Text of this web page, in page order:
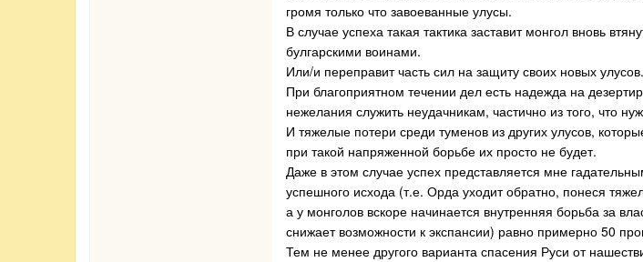
громя только что завоеванные улусы.
В случае успеха такая тактика заставит монгол вновь
булгарскими воинами.
Или/и переправит часть сил на защиту своих новых улусов.
При благоприятном течении дел есть надежда на
нежелания служить неудачникам, частично из того, что
И тяжелые потери среди туменов из других улусов,
при такой напряженной борьбе их просто не будет.
Даже в этом случае успех представляется мне
успешного исхода (т.е. Орда уходит обратно, понеся
а у монголов вскоре начинается внутренняя борьба за
снижает возможности к экспансии) равно примерно 50
Тем не менее другого варианта спасения Руси от